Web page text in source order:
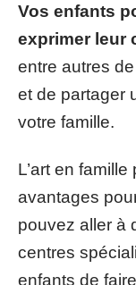
Vos enfants
exprimer leur
entre autres
et de partager
votre famille.
L’art en
avantages
pouvez aller à
centres
enfants de